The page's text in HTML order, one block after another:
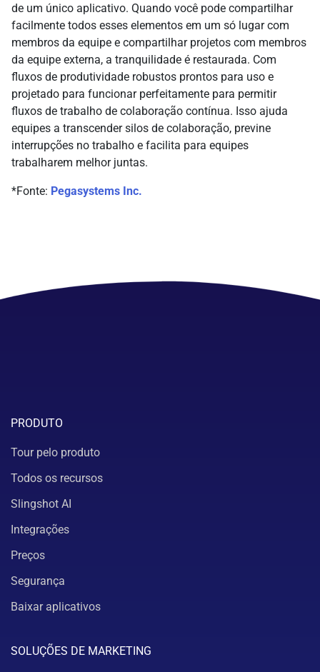
de um único aplicativo. Quando você pode compartilhar
facilmente todos esses elementos em um só lugar com
membros da equipe e compartilhar projetos com membros
da equipe externa, a tranquilidade é restaurada. Com
fluxos de produtividade robustos prontos para uso e
projetado para funcionar perfeitamente para permitir
fluxos de trabalho de colaboração contínua. Isso ajuda
equipes a transcender silos de colaboração, previne
interrupções no trabalho e facilita para equipes
trabalharem melhor juntas.
*Fonte: Pegasystems Inc.
PRODUTO
Tour pelo produto
Todos os recursos
Slingshot AI
Integrações
Preços
Segurança
Baixar aplicativos
SOLUÇÕES DE MARKETING